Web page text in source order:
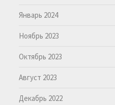
Январь 2024
Ноябрь 2023
Октябрь 2023
Август 2023
Декабрь 2022